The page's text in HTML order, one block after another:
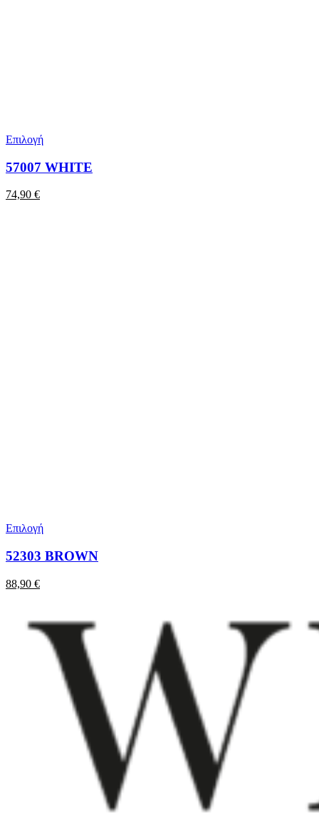
Επιλογή
57007 WHITE
74,90 €
Επιλογή
52303 BROWN
88,90 €